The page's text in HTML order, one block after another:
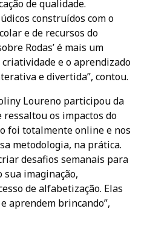
de qualidade.
construídos com o
e de recursos do
Rodas’ é mais um
e o aprendizado
e divertida”, contou.
Loureno participou da
ressaltou os impactos do
foi totalmente online e nos
metodologia, na prática.
desafios semanais para
sua imaginação,
de alfabetização. Elas
aprendem brincando”,